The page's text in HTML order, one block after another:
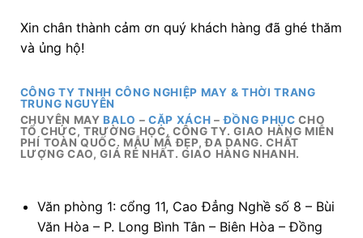
Xin chân thành cảm ơn quý khách hàng đã ghé thăm
và ủng hộ!
CÔNG TY TNHH CÔNG NGHIỆP MAY & THỜI TRANG
TRUNG NGUYÊN
CHUYÊN MAYBALO –CẶP XÁCH –ĐỒNG PHỤC CHO
TỔ CHỨC, TRƯỜNG HỌC, CÔNG TY. GIAO HÀNG MIỄN
PHÍ TOÀN QUỐC. MẪU MÃ ĐẸP, ĐA DANG. CHẤT
LƯỢNG CAO, GIÁ RẺ NHẤT. GIAO HÀNG NHANH.
Văn phòng 1: cổng 11, Cao Đẳng Nghề số 8 – Bùi
Văn Hòa – P. Long Bình Tân – Biên Hòa – Đồng